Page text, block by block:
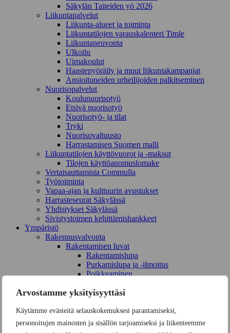
Arvostamme yksityisyyttäsi
Käytämme evästeitä selauskokemuksesi parantamiseksi,
personoitujen mainosten ja sisällön tarjoamiseksi ja liikenteemme
Säkylän Taiteiden yö 2026
Liikuntapalvelut
Liikunta-alueet ja toiminta
Liikuntatilojen varauskalenteri Timle
Liikuntaneuvonta
Ulkoilu
Uimakoulut
Haastepyöräily ja muut liikuntakampanjat
Ansioituneiden urheilijoiden palkitseminen
Nuorisopalvelut
Koulunuorisotyö
Etsivä nuorisotyö
Nuorisotyö- ja tilat
Tryki
Nuorisovaltuusto
Harrastamisen Suomen malli
Liikuntatilojen käyttövuorot ja -maksut
Tilojen käyttöanomuslomake
Vertaisauttamista Commulla
Työtoiminta
Vapaa-ajan ja kulttuurin avustukset
Harrasteseurat Säkylässä
Yhdistykset Säkylässä
Sivistystoimen kehittämishankkeet
Ympä­ristö
Rakennusvalvonta
Rakentamisen luvat
Rakentamislupa
Purkamislupa ja -ilmoitus
Poikkeaminen
Rakennusvalvonnan lomakkeet
Rakentamisohjeita
Korjausavustukset
Sähköinen asiointi